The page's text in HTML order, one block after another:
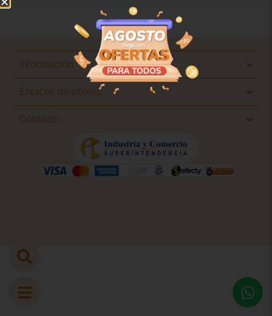
Información
Enlaces de interés
Contacto